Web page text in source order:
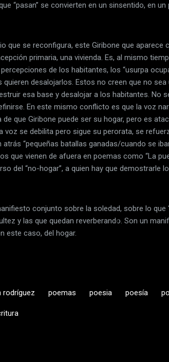
“pasan” se convierten en un sinsentido, en
que se reconfigura, este Giribone que aparece
primaria, una vivienda. Es, al mismo
de los habitantes, los “usurpa
quieren desalojarlos. Estos no creen que no
esa base y desalojar a los habitantes. No
En este mismo conflicto es que la voz
que Giribone puede ser su hogar, pero es
voz se debilita pero sigue su perorata, se
“pequeñas batallas ganadas/cuando se
que vienen de afuera en poemas como “La
del “no-hogar”, a quien hay que demostrarle
conjunto sobre la soledad, sobre lo que
y las que quedan reverberando. Son un
este caso, del hogar.
rodríguez poemas poesia poesía